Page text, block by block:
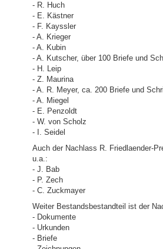
- R. Huch
- E. Kästner
- F. Kayssler
- A. Krieger
- A. Kubin
- A. Kutscher, über 100 Briefe und
- H. Leip
- Z. Maurina
- A. R. Meyer, ca. 200 Briefe und
- A. Miegel
- E. Penzoldt
- W. von Scholz
- I. Seidel
Auch der Nachlass R. Friedlaender-
u.a.:
- J. Bab
- P. Zech
- C. Zuckmayer
Weiter Bestandsbestandteil ist der
- Dokumente
- Urkunden
- Briefe